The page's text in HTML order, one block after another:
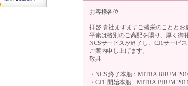
お客様各位
拝啓 貴社ますますご盛栄のこととお
平素は格別のご高配を賜り、厚く御
NCSサービスが終了し、CJ1サービ
ご案内申し上げます。
敬具
・NCS 終了本船：MITRA BHUM
・CJ1 開始本船：MITRA BHUM